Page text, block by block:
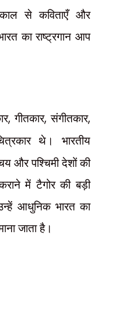
से कविताएँ और
का राष्ट्रगान आप
,गीतकार,संगीतकार,
थे। भारतीय
और पश्चिमी देशों की
में टैगोर की बड़ी
आधुनिक भारत का
जाता है।